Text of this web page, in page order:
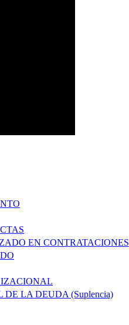
EN CONTRATACIONES
DE LA DEUDA (Suplencia)